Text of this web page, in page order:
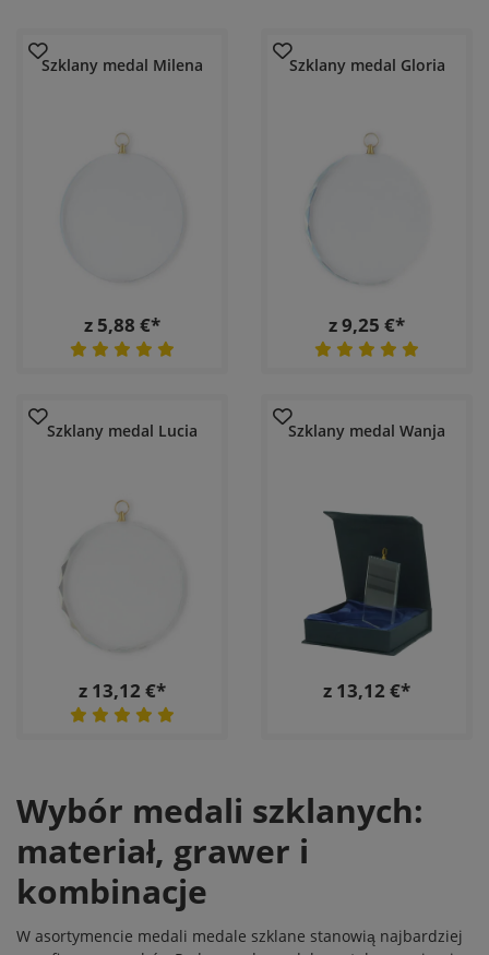
Szklany medal Milena
z 5,88 €*
Szklany medal Gloria
z 9,25 €*
Szklany medal Lucia
z 13,12 €*
Szklany medal Wanja
z 13,12 €*
Wybór medali szklanych:
materiał, grawer i
kombinacje
W asortymencie medali medale szklane stanowią najbardziej